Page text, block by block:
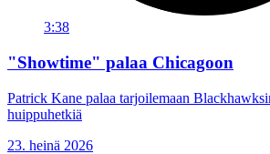
3:38
"Showtime" palaa Chicagoon
Patrick Kane palaa tarjoilemaan
huippuhetkiä
23. heinä 2026